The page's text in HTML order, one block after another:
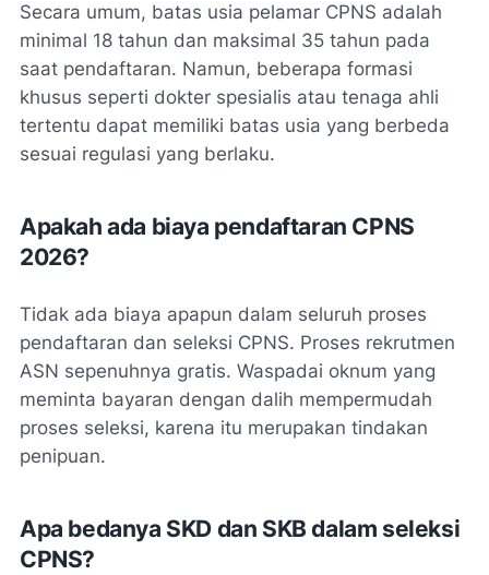
Secara umum, batas usia pelamar CPNS adalah
minimal 18 tahun dan maksimal 35 tahun pada
saat pendaftaran. Namun, beberapa formasi
khusus seperti dokter spesialis atau tenaga ahli
tertentu dapat memiliki batas usia yang berbeda
sesuai regulasi yang berlaku.
Apakah ada biaya pendaftaran CPNS
2026?
Tidak ada biaya apapun dalam seluruh proses
pendaftaran dan seleksi CPNS. Proses rekrutmen
ASN sepenuhnya gratis. Waspadai oknum yang
meminta bayaran dengan dalih mempermudah
proses seleksi, karena itu merupakan tindakan
penipuan.
Apa bedanya SKD dan SKB dalam seleksi
CPNS?